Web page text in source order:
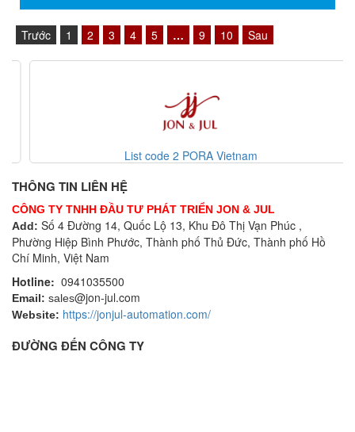
Trước 1 2 3 4 5 … 9 10 Sau
List code 2 PORA Vietnam
THÔNG TIN LIÊN HỆ
CÔNG TY TNHH ĐẦU TƯ PHÁT TRIỂN JON & JUL
Add: Số 4 Đường 14, Quốc Lộ 13, Khu Đô Thị Vạn Phúc ,
Phường Hiệp Bình Phước, Thành phố Thủ Đức, Thành phố Hồ
Chí Minh, Việt Nam
Hotline: 0941035500
Email: sales@jon-jul.com
Website: https://jonjul-automation.com/
ĐƯỜNG ĐẾN CÔNG TY